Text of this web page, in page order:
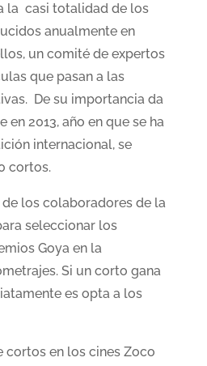
la casi totalidad de los
anualmente en
un comité de expertos
que pasan a las
De su importancia da
en 2013, año en que se ha
internacional, se
cortos.
los colaboradores de la
seleccionar los
Goya en la
Si un corto gana
es opta a los
cortos en los cines Zoco